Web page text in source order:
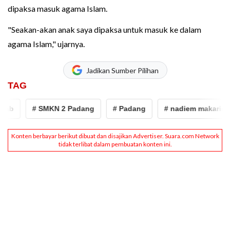
dipaksa masuk agama Islam.
"Seakan-akan anak saya dipaksa untuk masuk ke dalam
agama Islam," ujarnya.
Jadikan Sumber Pilihan
TAG
# SMKN 2 Padang # Padang # nadiem makarim